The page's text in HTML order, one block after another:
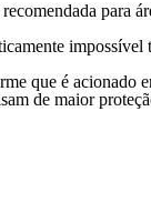
para
impossível
que é acionado
de maior